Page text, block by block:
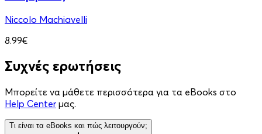
Niccolo Machiavelli
8.99€
Συχνές ερωτήσεις
Μπορείτε να μάθετε περισσότερα για τα eBooks στο
Help Center μας.
Τι είναι τα eBooks και πώς λειτουργούν;